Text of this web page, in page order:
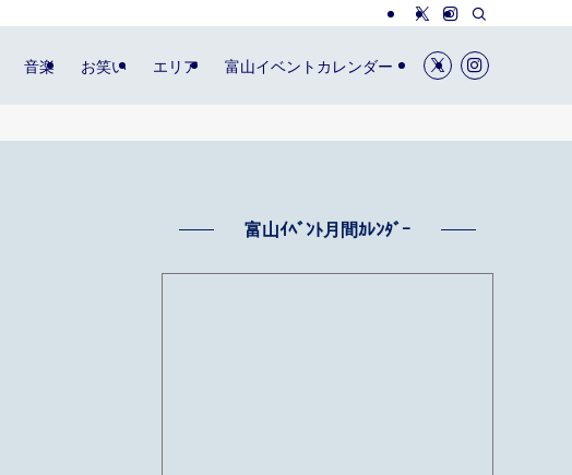
音楽 お笑い エリア 富山イベントカレンダー
富山ｲﾍﾞﾝﾄ月間ｶﾚﾝﾀﾞｰ